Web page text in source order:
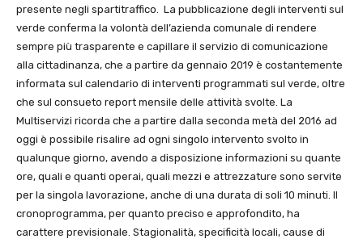
presente negli spartitraffico. La pubblicazione degli interventi sul
verde conferma la volontà dell’azienda comunale di rendere
sempre più trasparente e capillare il servizio di comunicazione
alla cittadinanza, che a partire da gennaio 2019 è costantemente
informata sul calendario di interventi programmati sul verde, oltre
che sul consueto report mensile delle attività svolte. La
Multiservizi ricorda che a partire dalla seconda metà del 2016 ad
oggi è possibile risalire ad ogni singolo intervento svolto in
qualunque giorno, avendo a disposizione informazioni su quante
ore, quali e quanti operai, quali mezzi e attrezzature sono servite
per la singola lavorazione, anche di una durata di soli 10 minuti. Il
cronoprogramma, per quanto preciso e approfondito, ha
carattere previsionale. Stagionalità, specificità locali, cause di